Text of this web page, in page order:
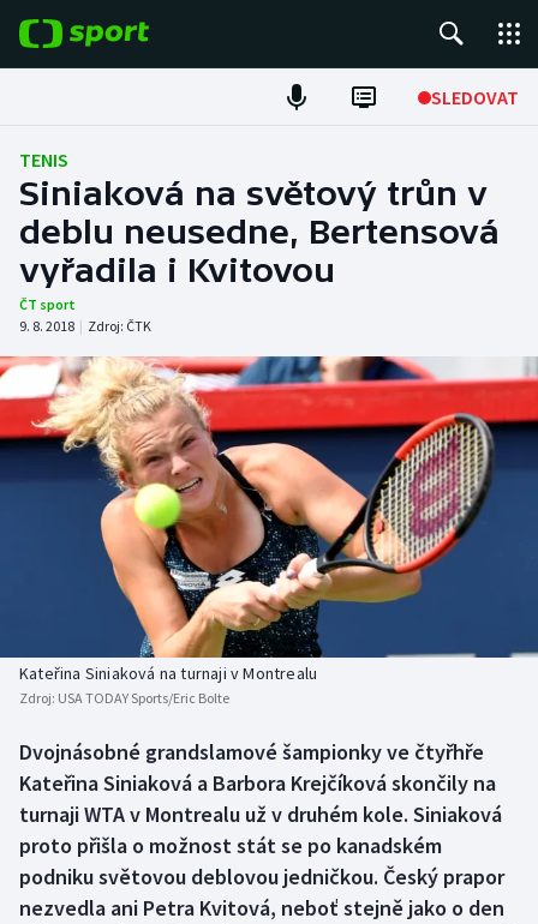
SLEDOVAT
Fotbal
Hokej
Tenis
Atletika
Cyklistika
DALŠÍ SPORTY
Americký fotbal
Baseball a softbal
Biatlon
Box
Curling
Dostihy
NEPŘEHLÉDNĚTE
Soutěže
Historické návraty
Aplikace ČT sport
TENIS
Siniaková na světový trůn v
deblu neusedne, Bertensová
vyřadila i Kvitovou
ČT sport
9. 8. 2018 | Zdroj: ČTK
Kateřina Siniaková na turnaji v Montrealu
Zdroj: USA TODAY Sports/Eric Bolte
Dvojnásobné grandslamové šampionky ve čtyřhře
Kateřina Siniaková a Barbora Krejčíková skončily na
turnaji WTA v Montrealu už v druhém kole. Siniaková
proto přišla o možnost stát se po kanadském
podniku světovou deblovou jedničkou. Český prapor
nezvedla ani Petra Kvitová, neboť stejně jako o den